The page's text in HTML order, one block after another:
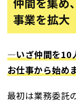
事業を拡大
―いざ仲間を10
お仕事から始め
最初は業務委託